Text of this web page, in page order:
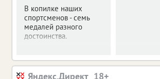
В копилке наших
спортсменов - семь
медалей разного
достоинства.
Яндекс.Директ